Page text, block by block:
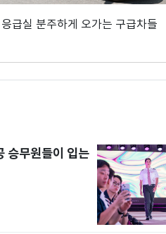
응급실 분주하게 오가는 구급차들
승무원들이 입는